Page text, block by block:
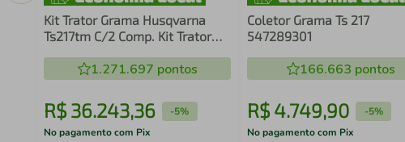
Kit Trator Grama Husqvarna
Ts217tm C/2 Comp. Kit Trator
C/2 Comp.1.271.697 pontos
R$ 36.243,36 -5%
No pagamento com Pix
Coletor Grama Ts 217
547289301
166.663 pontos
R$ 4.749,90 -5%
No pagamento com Pix